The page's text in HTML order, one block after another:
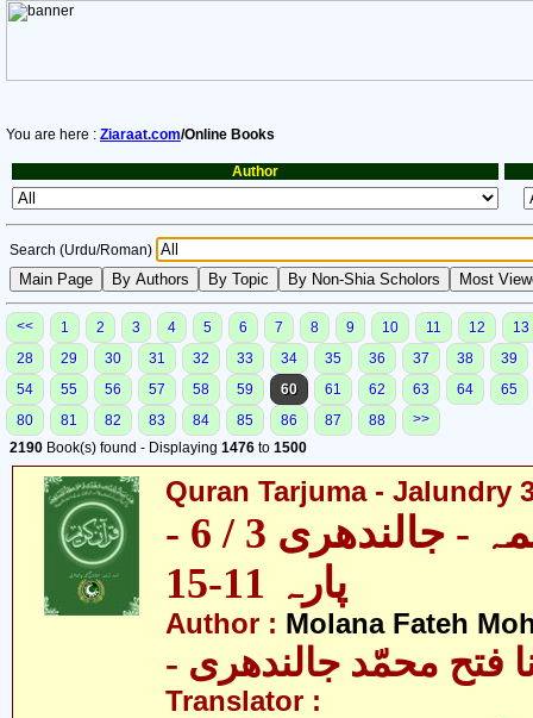
You are here : Ziaraat.com/Online Books
Author
Search (Urdu/Roman)
<< 1 2 3 4 5 6 7 8 9 10 11 12
13
28
29 30 31 32 33 34 35 36 37 38
39
54
55 56 57 58 59 60 61 62 63 64
65
80
81 82 83 84 85 86 87 88
>>
2190 Book(s) found - Displaying 1476 to 1500
Quran Tarjuma - Jalundry
قرآن ترجمہ - جالندھری 3 / 6 -
پارہ 11-15
Author : Molana Fateh
فتح محمّد جالندھری
Translator :